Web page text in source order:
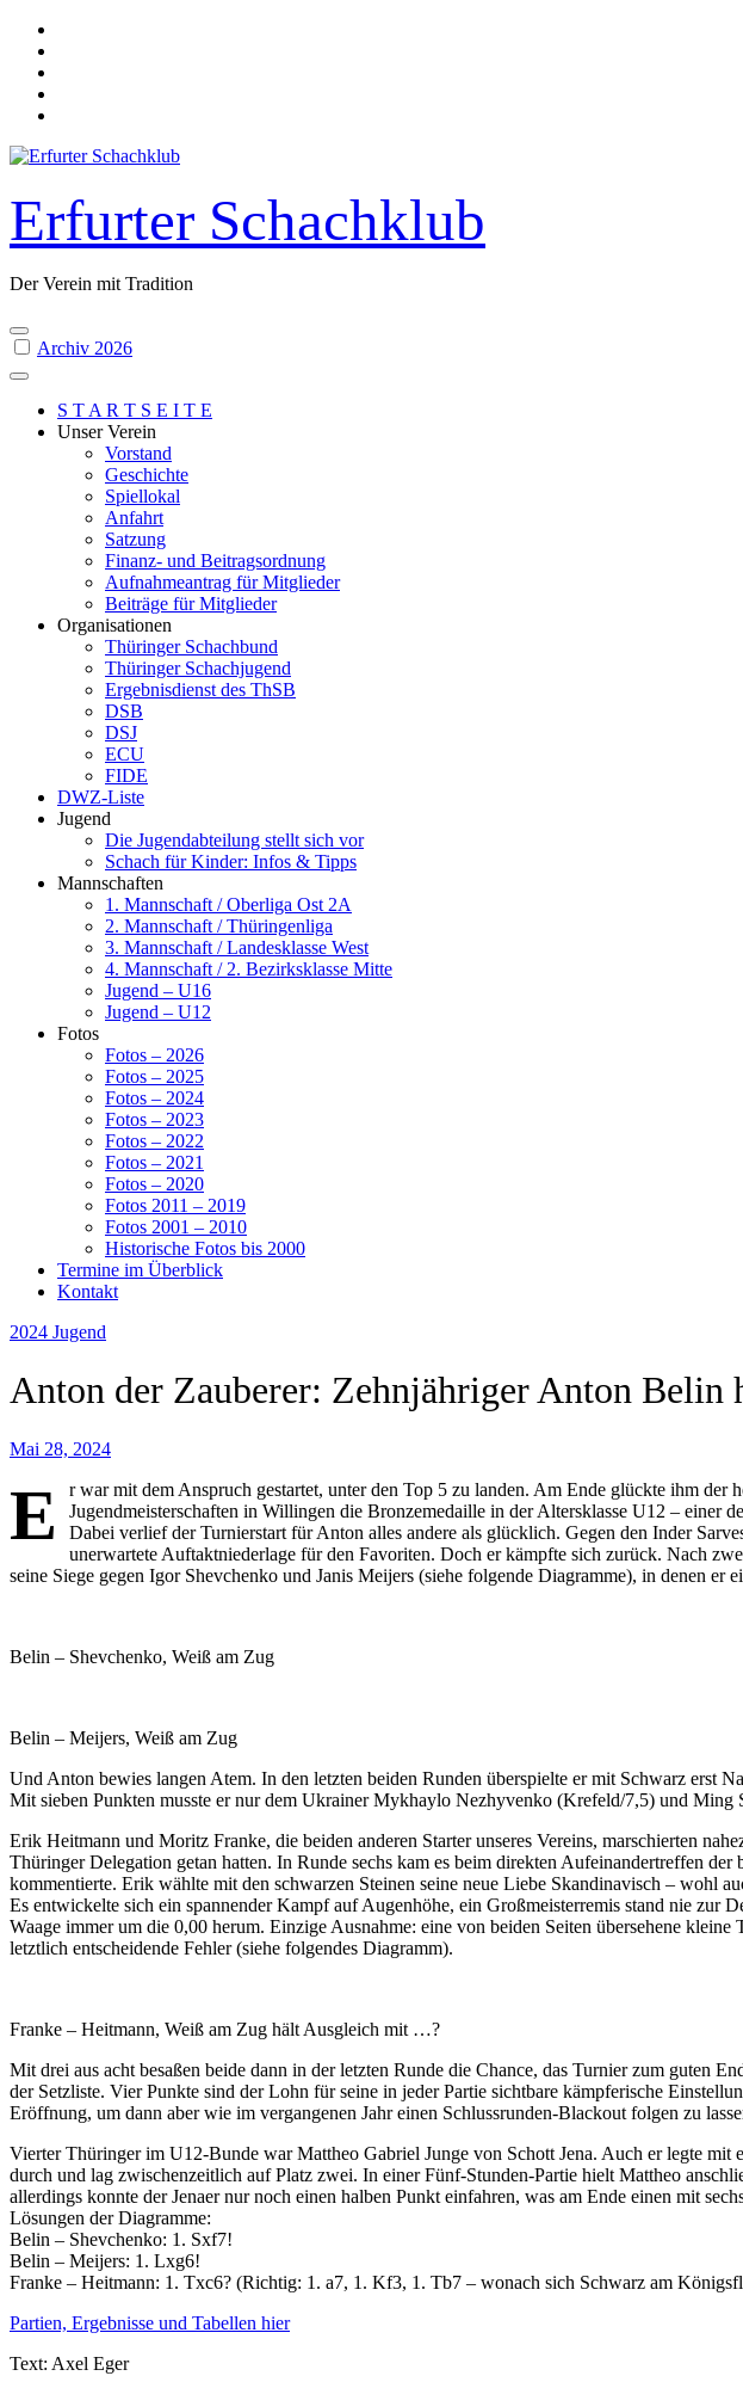
Skip
content
Erfurter Schachklub
Der Verein mit Tradition
Archiv 2026
S T A R T S E I T E
Unser Verein
Vorstand
Geschichte
Spiellokal
Anfahrt
Satzung
Finanz- und Beitragsordnung
Aufnahmeantrag für Mitglieder
Beiträge für Mitglieder
Organisationen
Thüringer Schachbund
Thüringer Schachjugend
Ergebnisdienst des ThSB
DSB
DSJ
ECU
FIDE
DWZ-Liste
Jugend
Die Jugendabteilung stellt sich vor
Schach für Kinder: Infos & Tipps
Mannschaften
1. Mannschaft / Oberliga Ost 2A
2. Mannschaft / Thüringenliga
3. Mannschaft / Landesklasse West
4. Mannschaft / 2. Bezirksklasse Mitte
Jugend – U16
Jugend – U12
Fotos
Fotos – 2026
Fotos – 2025
Fotos – 2024
Fotos – 2023
Fotos – 2022
Fotos – 2021
Fotos – 2020
Fotos 2011 – 2019
Fotos 2001 – 2010
Historische Fotos bis 2000
Termine im Überblick
Kontakt
2024 Jugend
Anton der Zauberer: Zehnjähriger Anton Belin
Mai 28, 2024
E
r war mit dem Anspruch gestartet, unter den Top 5 zu landen. Am Ende glückte ihm
Jugendmeisterschaften in Willingen die Bronzemedaille in der Altersklasse U12 – einer
Dabei verlief der Turnierstart für Anton alles andere als glücklich. Gegen den Inder
unerwartete Auftaktniederlage für den Favoriten. Doch er kämpfte sich zurück. Nach
seine Siege gegen Igor Shevchenko und Janis Meijers (siehe folgende Diagramme), in denen er
Belin – Shevchenko, Weiß am Zug
Belin – Meijers, Weiß am Zug
Und Anton bewies langen Atem. In den letzten beiden Runden überspielte er mit Schwarz erst
Mit sieben Punkten musste er nur dem Ukrainer Mykhaylo Nezhyvenko (Krefeld/7,5) und Ming
Erik Heitmann und Moritz Franke, die beiden anderen Starter unseres Vereins, marschierten
Thüringer Delegation getan hatten. In Runde sechs kam es beim direkten Aufeinandertreffen
kommentierte. Erik wählte mit den schwarzen Steinen seine neue Liebe Skandinavisch – wohl
Es entwickelte sich ein spannender Kampf auf Augenhöhe, ein Großmeisterremis stand nie zur
Waage immer um die 0,00 herum. Einzige Ausnahme: eine von beiden Seiten übersehene
letztlich entscheidende Fehler (siehe folgendes Diagramm).
Franke – Heitmann, Weiß am Zug hält Ausgleich mit …?
Mit drei aus acht besaßen beide dann in der letzten Runde die Chance, das Turnier zum guten
der Setzliste. Vier Punkte sind der Lohn für seine in jeder Partie sichtbare kämpferische
Eröffnung, um dann aber wie im vergangenen Jahr einen Schlussrunden-Blackout folgen zu
Vierter Thüringer im U12-Bunde war Mattheo Gabriel Junge von Schott Jena. Auch er legte
durch und lag zwischenzeitlich auf Platz zwei. In einer Fünf-Stunden-Partie hielt Mattheo
allerdings konnte der Jenaer nur noch einen halben Punkt einfahren, was am Ende einen mit
Lösungen der Diagramme:
Belin – Shevchenko: 1. Sxf7!
Belin – Meijers: 1. Lxg6!
Franke – Heitmann: 1. Txc6? (Richtig: 1. a7, 1. Kf3, 1. Tb7 – wonach sich Schwarz am
Partien, Ergebnisse und Tabellen hier
Text: Axel Eger